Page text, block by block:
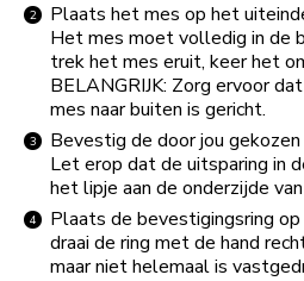
Plaats het mes op het
Het mes moet volledig in de
trek het mes eruit, keer het
BELANGRIJK: Zorg ervoor
mes naar buiten is gericht.
Bevestig de door jou
Let erop dat de uitsparing in
het lipje aan de onderzijde
Plaats de bevestigingsring
draai de ring met de hand
maar niet helemaal is